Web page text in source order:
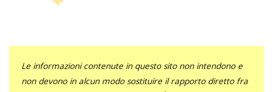
Le informazioni contenute in questo sito non intendono e
non devono in alcun modo sostituire il rapporto diretto fra